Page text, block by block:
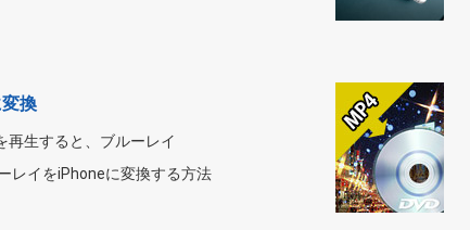
換
再生すると、ブルーレイ
レイをiPhoneに変換する方法